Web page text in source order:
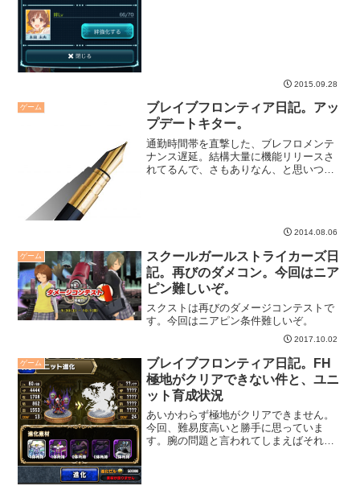
2015.09.28
ゲーム
ブレイブフロンティア日記。アッ
プデートキター。
通勤時間帯を直撃した、ブレフロメンテ
ナンス遅延。結構大量に機能リリースさ
れてるんで、さもありなん、と思いつ
2014.08.06
ゲーム
スクールガールストライカーズ日
記。再びのダメコン。今回はニア
ピン難しいぞ。
スクストは再びのダメージコンテストで
す。今回はニアピン条件難しいぞ。
2017.10.02
ゲーム
ブレイブフロンティア日記。FH
極地がクリアできない件と、ユニ
ット育成状況
あいかわらず極地がクリアできません。
今回、難易度高いと勝手に思っていま
す。腕の問題と言われてしまえばそれま